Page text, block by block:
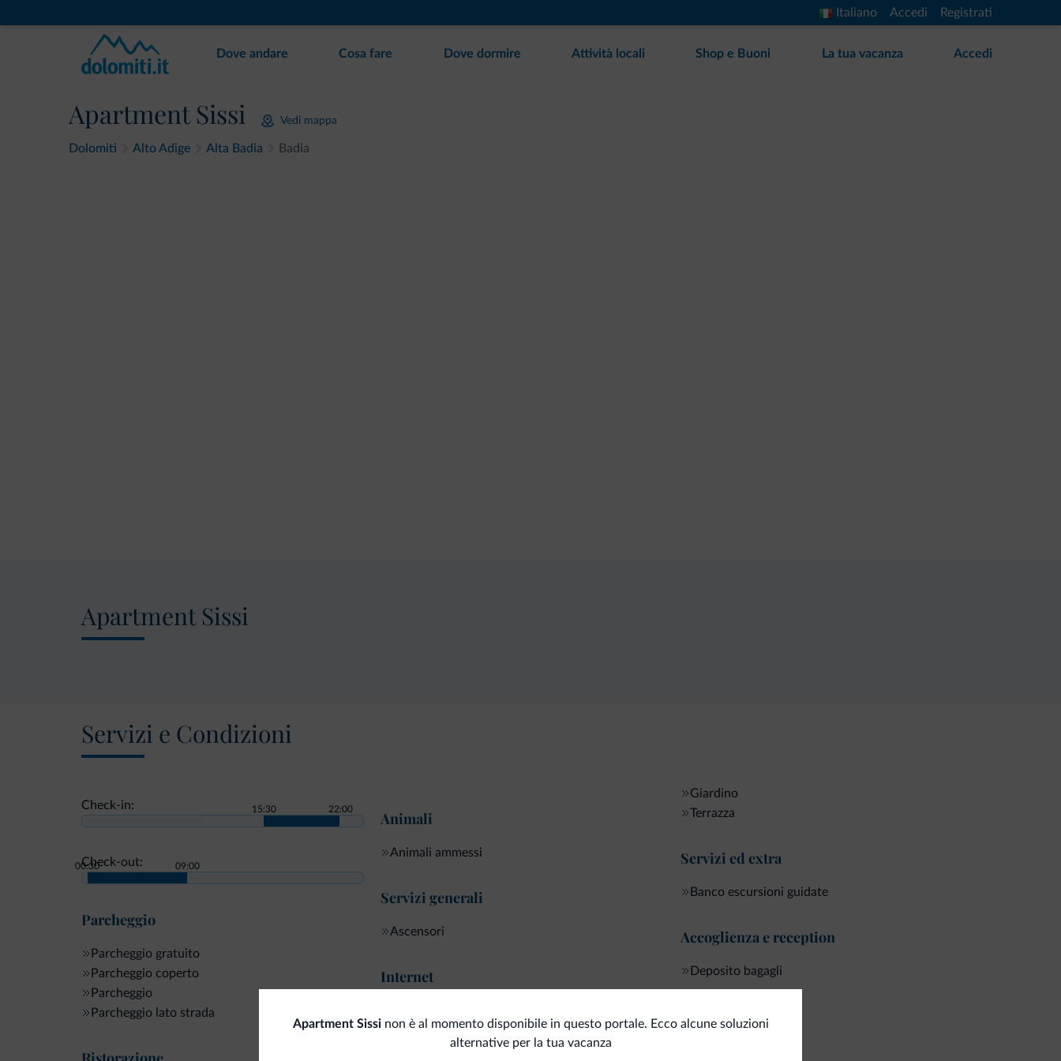
Italiano Accedi Registrati
Dove andare Cosa fare Dove dormire Attività locali Shop e Buoni La tua vacanza Accedi
Apartment Sissi Vedi mappa
Dolomiti Alto Adige Alta Badia Badia
Apartment Sissi
Servizi e Condizioni
Check-in: 15:30 22:00
Check-out:
00:30 09:00
Parcheggio
Parcheggio gratuito
Parcheggio coperto
Parcheggio
Parcheggio lato strada
Animali
Animali ammessi
Servizi generali
Ascensori
Internet
Giardino
Terrazza
Servizi ed extra
Banco escursioni guidate
Accoglienza e reception
Deposito bagagli
Negozi
Apartment Sissinon è al momento disponibile in questo portale. Ecco alcune soluzioni
alternative per la tua vacanza